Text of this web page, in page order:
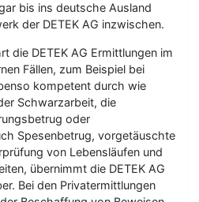
bis ins deutsche Ausland
der DETEK AG inzwischen.
die DETEK AG Ermittlungen im
Fällen, zum Beispiel bei
kompetent durch wie
Schwarzarbeit, die
oder
Spesenbetrug, vorgetäuschte
von Lebensläufen und
übernimmt die DETEK AG
Bei den Privatermittlungen